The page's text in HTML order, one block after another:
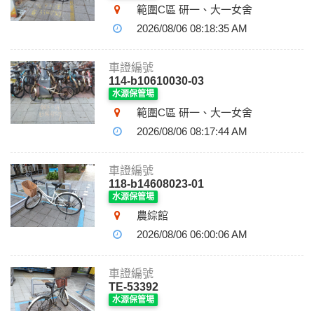
範圍C區 研一、大一女舍
2026/08/06 08:18:35 AM
車證編號
114-b10610030-03
水源保管場
範圍C區 研一、大一女舍
2026/08/06 08:17:44 AM
車證編號
118-b14608023-01
水源保管場
農綜館
2026/08/06 06:00:06 AM
車證編號
TE-53392
水源保管場